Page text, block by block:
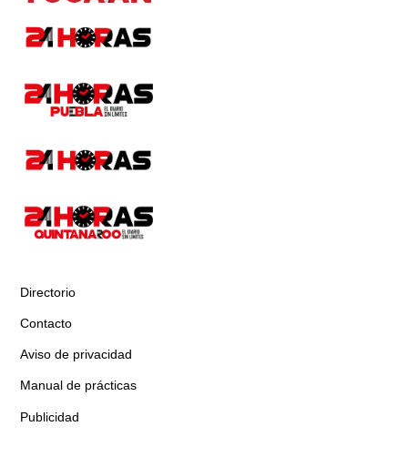
Directorio
Contacto
Aviso de privacidad
Manual de prácticas
Publicidad